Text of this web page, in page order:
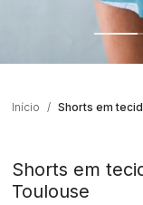
Início Shorts em
Shorts em
Toulouse